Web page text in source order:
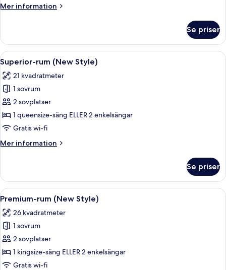
4AD+2CH)
Mer information
Mer
(Adjoining
Room,
extrabed
4AD+2CH)
Se priser
Öppna
alla
foton
för
Superior-
rum
(New
Ett hotellrum med en stor säng, ett
4
Superior-rum (New Style)
21 kvadratmeter
1 sovrum
2 sovplatser
1 queensize-säng ELLER 2 enkelsängar
Gratis wi-fi
Mer information
Mer
rum
(New
Style)
Se priser
Öppna
alla
foton
för
Premium-
rum
(New
Minibar, värdeförvaringsskåp på
8
Premium-rum (New Style)
26 kvadratmeter
1 sovrum
2 sovplatser
1 kingsize-säng ELLER 2 enkelsängar
Gratis wi-fi